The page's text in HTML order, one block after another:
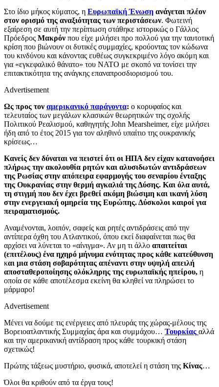
Στο ίδιο μήκος κύματος, η Ευρωπαϊκή Ένωση ανάγεται πλέον
στον ορισμό της αναξιότητας των περιστάσεων. Φωτεινή
εξαίρεση σε αυτή την περίπτωση στάθηκε ιστορικώς ο Γάλλος
Πρόεδρος Μακρόν που είχε μιλήσει προ πολλού για την ταυτοτική
κρίση που βιώνουν οι δυτικές συμμαχίες, κρούοντας τον κώδωνα
του κινδύνου και κάνοντας ευθέως συγκεκριμένο λόγο ακόμη και
για «εγκεφαλικό θάνατο» του ΝΑΤΟ με σκοπό να τονίσει την
επιτακτικότητα της ανάγκης επαναπροσδιορισμού του.
Advertisement
Ως προς τον αμερικανικό παράγοντα: ο κορυφαίος και
τελευταίος των μεγάλων κλασικών θεωρητικών της σχολής
Πολιτικού Ρεαλισμού, καθηγητής John Mearsheimer, είχε μιλήσει
ήδη από το έτος 2015 για τον αληθινό υπαίτιο της ουκρανικής
κρίσεως…
Κανείς δεν δύναται να πειστεί ότι οι ΗΠΑ δεν είχαν κατανοήσει
πλήρως την ακολουθία ρητών και αλυσιδωτών αντιδράσεων
της Ρωσίας στην απόπειρα εφαρμογής του σεναρίου ένταξης
της Ουκρανίας στην θερμή αγκαλιά της Δύσης. Και όλα αυτά,
τη στιγμή που δεν έχει βρεθεί ακόμη βιώσιμη και ικανή λύση
στην ενεργειακή ομηρεία της Ευρώπης. Δύσκολοι καιροί για
πειραματισμούς.
Αναμένονται, λοιπόν, σαφείς και ρητές αντιδράσεις από την
αντίπερα όχθη του Ατλαντικού, όπου εκεί διαφαίνεται πως θα
αρχίσει να λύνεται το «αίνιγμα». Αν μη τι άλλο απαιτείται
(επιτέλους) ένα ηχηρό μήνυμα ενότητας προς κάθε κατεύθυνση
και μια στάση σοβαρότητας απέναντι στην υψηλή απειλή
αποσταθεροποίησης ολόκληρης της ευρωπαϊκής ηπείρου, η
οποία σε κάθε αποτέλεσμα εκείνη θα κληθεί να πληρώσει το
μάρμαρο!
Advertisement
Μένει να δούμε τις ενέργειες από πλευράς της χώρας-μέλους της
Βορειοατλαντικής Συμμαχίας άρα και συμμάχου… Τουρκίας αλλά
και την αμερικανική αντίδραση προς κάθε τουρκική στάση
σχετικώς!
Πρώτης τάξεως μυστήριο, φυσικά, αποτελεί η στάση της Κίνας…
Όλοι θα κριθούν από τα έργα τους!